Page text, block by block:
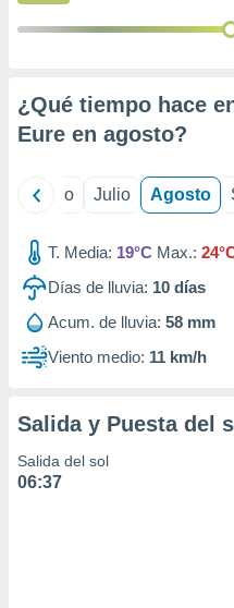
mediante
publicidad
publicidad
1199
¿Qué tiempo hace
Eure en agosto?
Junio Julio Agosto
T. Media: 19°C Max.:
Días de lluvia: 10 días
Acum. de lluvia: 58 mm
Viento medio: 11 km/h
Salida y Puesta del
Salida del sol
06:37